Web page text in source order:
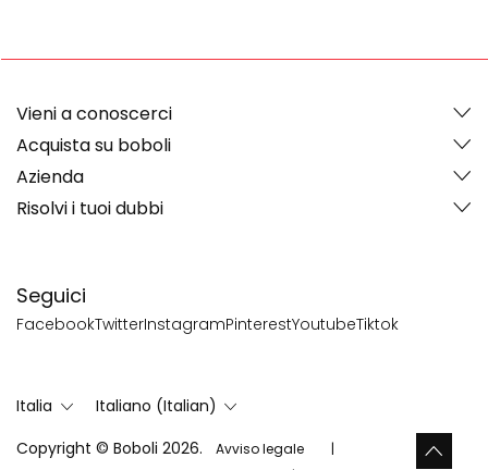
Seguici
FacebookTwitterInstagramPinterestYoutubeTiktok
Vieni a conoscerci
Acquista su boboli
Azienda
Risolvi i tuoi dubbi
Italia
Italiano (Italian)
Copyright © Boboli 2026.
Avviso legale